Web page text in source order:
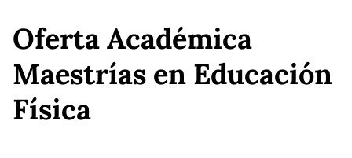
Oferta Académica
Maestrías en Educación
Física